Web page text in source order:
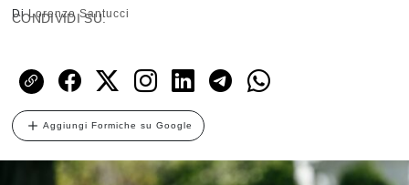
DiLorenzo Santucci
CONDIVIDI SU:
Aggiungi Formiche su Google